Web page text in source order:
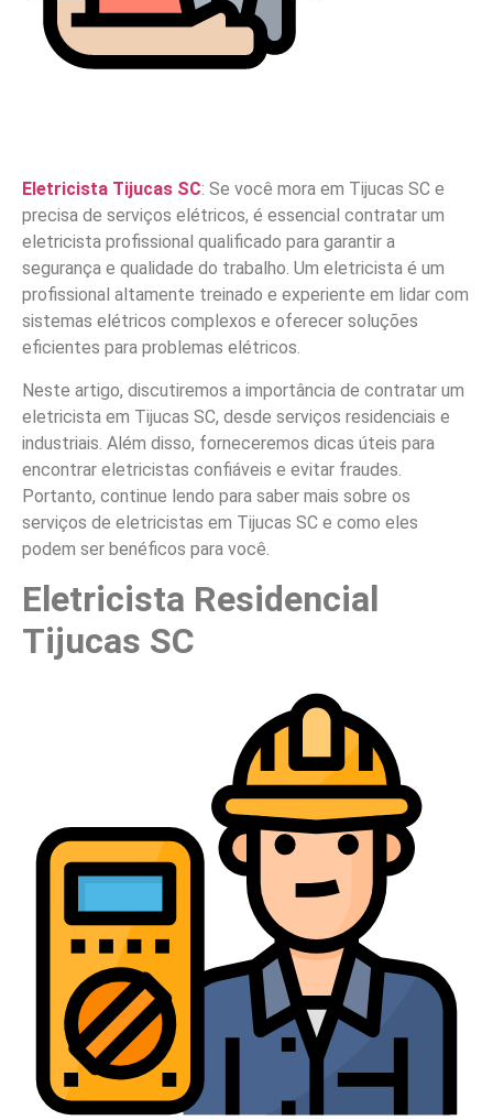
Eletricista Tijucas SC: Se você mora em Tijucas SC e
precisa de serviços elétricos, é essencial contratar um
eletricista profissional qualificado para garantir a
segurança e qualidade do trabalho. Um eletricista é um
profissional altamente treinado e experiente em lidar com
sistemas elétricos complexos e oferecer soluções
eficientes para problemas elétricos.
Neste artigo, discutiremos a importância de contratar um
eletricista em Tijucas SC, desde serviços residenciais e
industriais. Além disso, forneceremos dicas úteis para
encontrar eletricistas confiáveis e evitar fraudes.
Portanto, continue lendo para saber mais sobre os
serviços de eletricistas em Tijucas SC e como eles
podem ser benéficos para você.
Eletricista Residencial
Tijucas SC